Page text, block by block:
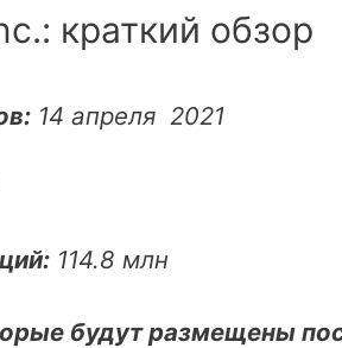
краткий обзор
14 апреля 2021
114.8 млн
будут размещены